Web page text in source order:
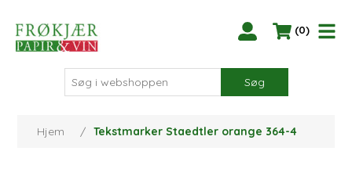
(0)
Søg
Hjem / Tekstmarker Staedtler orange 364-4